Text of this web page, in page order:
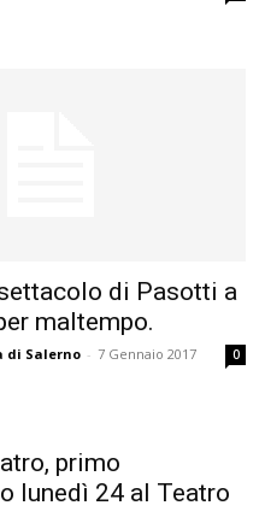
di Pasotti a
maltempo.
di Salerno - 7 Gennaio 2017 0
primo
lunedì 24 al Teatro